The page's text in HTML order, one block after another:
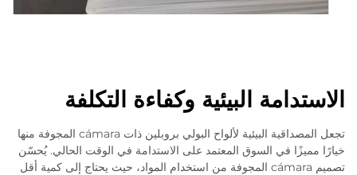
الاستدامة البيئية وكفاءة التكلفة
تجعل المصداقية البيئية لألواح البولي بروبلين ذات cámara المجوفة منها
خيارًا مميزًا في السوق المعتمد على الاستدامة في الوقت الحالي. يُحسّن
تصميم cámara المجوفة من استخدام المواد، حيث يحتاج إلى كمية أقل